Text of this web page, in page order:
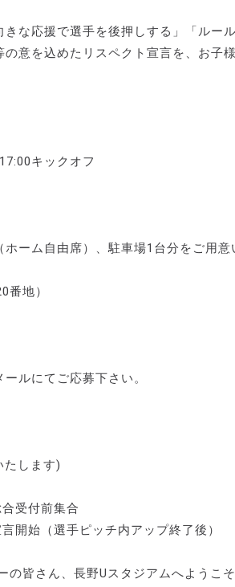
な応援で選手を後押しする」「ルー
意を込めたリスペクト宣言を、お子
キックオフ
ーム自由席）、駐車場1台分をご用意
番地）
ルにてご応募下さい。
たします)
受付前集合
開始（選手ピッチ内アップ終了後）
の皆さん、長野Uスタジアムへようこそ